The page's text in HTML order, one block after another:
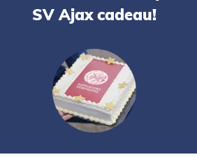
SV Ajax cadeau!